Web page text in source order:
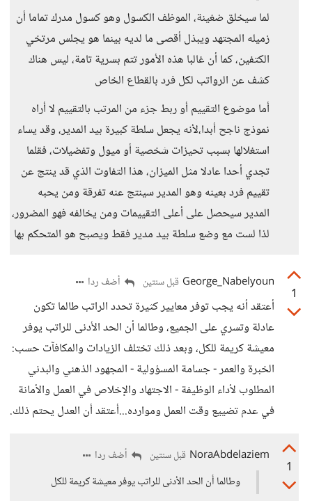
لما سيخلق ضغينة، الموظف الكسول وهو كسول مدرك تماما أن
زميله المجتهد ويبذل أقصى ما لديه بينما هو يجلس مرتخي
الكتفين، كما أن غالبا هذه الأمور تتم بسرية تامة، ليس هناك
كشف عن الرواتب لكل فرد بالقطاع الخاص
أما موضوع التقييم أو ربط جزء من المرتب بالتقييم لا أراه
نموذج ناجح أبدا،لأنه يجعل سلطة كبيرة بيد المدير، وقد يساء
استغلالها بسبب تحيزات شخصية أو ميول وتفضيلات، فقلما
تجدي أحدا عادلا مثل الميزان، هذا التفاوت الذي قد ينتج عن
تقييم فرد بعينه وهو المدير سينتج عنه تفرقة ومن يحبه
المدير سيحصل على أعلى التقييمات ومن يخالفه فهو المضرور،
لذا لست مع وضع سلطة بيد مدير فقط ويصبح هو المتحكم بها
1
George_Nabelyoun قبل سنتين أضف ردا
أعتقد أنه يجب توفر معايير كثيرة تحدد الراتب طالما تكون
عادلة وتسري على الجميع، وطالما أن الحد الأدنى للراتب يوفر
معيشة كريمة للكل، وبعد ذلك تختلف الزيادات والمكافآت حسب:
الخبرة والعمر - جسامة المسؤولية - المجهود الذهني والبدني
المطلوب لأداء الوظيفة - الاجتهاد والإخلاص في العمل والأمانة
في عدم تضييع وقت العمل وموارده...أعتقد أن العدل يحتم ذلك.
1
NoraAbdelaziem قبل سنتين
أضف ردا
وطالما أن الحد الأدنى للراتب يوفر معيشة كريمة للكل